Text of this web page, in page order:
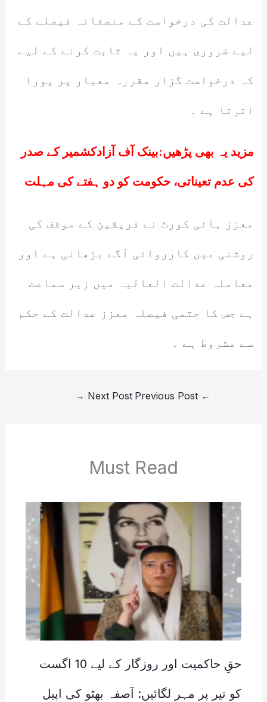
عدالت کی درخواست کے منصفانہ فیصلے کے
لیے ضروری ہیں اور یہ ثابت کرنے کے لیے
کہ درخواست گزار مقررہ معیار پر پورا
اترتا ہے ۔
مزید یہ بھی پڑھیں:بینک آف آزادکشمیر کے صدر
کی عدم تعیناتی، حکومت کو دو ہفتے کی مہلت
معزز ہائی کورٹ نے فریقین کے موقف کی
روشنی میں کارروائی آگے بڑھانی ہے اور
معاملہ عدالت العالیہ میں زیر سماعت
ہے جس کا حتمی فیصلہ معزز عدالت کے حکم
سے مشروط ہے ۔
←
Next Post
→
Must Read
حقِ حاکمیت اور روزگار کے لیے 10 اگست
کو تیر پر مہر لگائیں: آصفہ بھٹو کی اپیل